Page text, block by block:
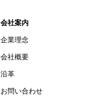
会社案内
企業理念
会社概要
沿革
お問い合わせ